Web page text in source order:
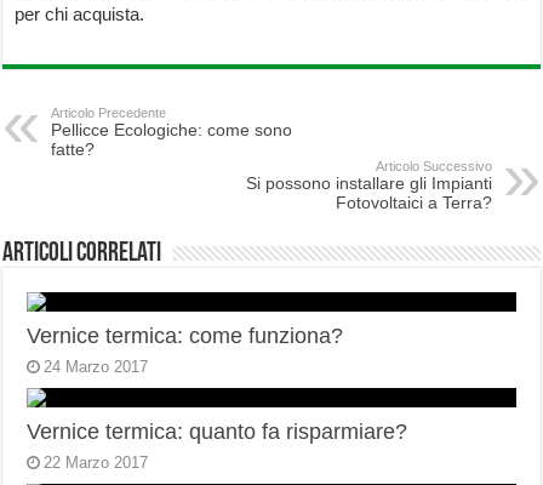
per chi acquista.
Articolo Precedente
Pellicce Ecologiche: come sono
fatte?
Articolo Successivo
Si possono installare gli Impianti
Fotovoltaici a Terra?
Articoli correlati
Vernice termica: come funziona?
24 Marzo 2017
Vernice termica: quanto fa risparmiare?
22 Marzo 2017